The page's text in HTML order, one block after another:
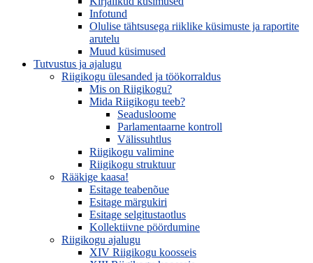
Infotund
Olulise tähtsusega riiklike küsimuste ja raportite
arutelu
Muud küsimused
Tutvustus ja ajalugu
Riigikogu ülesanded ja töökorraldus
Mis on Riigikogu?
Mida Riigikogu teeb?
Seadusloome
Parlamentaarne kontroll
Välissuhtlus
Riigikogu valimine
Riigikogu struktuur
Rääkige kaasa!
Esitage teabenõue
Esitage märgukiri
Esitage selgitustaotlus
Kollektiivne pöördumine
Riigikogu ajalugu
XIV Riigikogu koosseis